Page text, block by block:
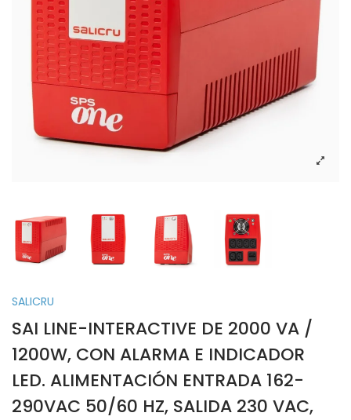
SALICRU
SAI LINE-INTERACTIVE DE 2000 VA /
1200W, CON ALARMA E INDICADOR
LED. ALIMENTACIÓN ENTRADA 162-
290VAC 50/60 HZ, SALIDA 230 VAC,